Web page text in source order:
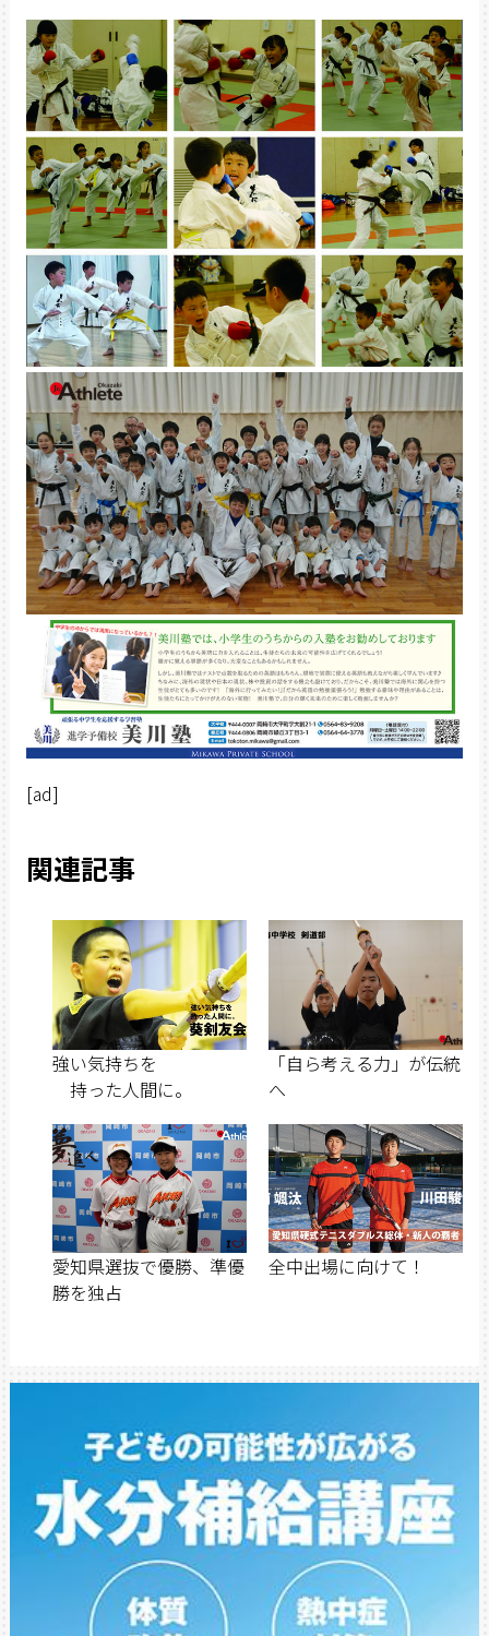
[ad]
関連記事
強い気持ちを
持った人間に。
「自ら考える力」が伝統
へ
愛知県選抜で優勝、準優
勝を独占
全中出場に向けて！